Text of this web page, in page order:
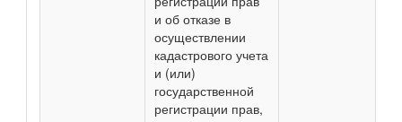
и об отказе в
осуществлении
кадастрового учета
и (или)
государственной
регистрации прав,